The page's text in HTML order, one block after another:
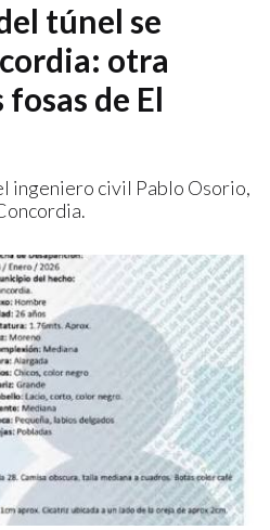
túnel se
otra
de El
ingeniero civil Pablo Osorio,